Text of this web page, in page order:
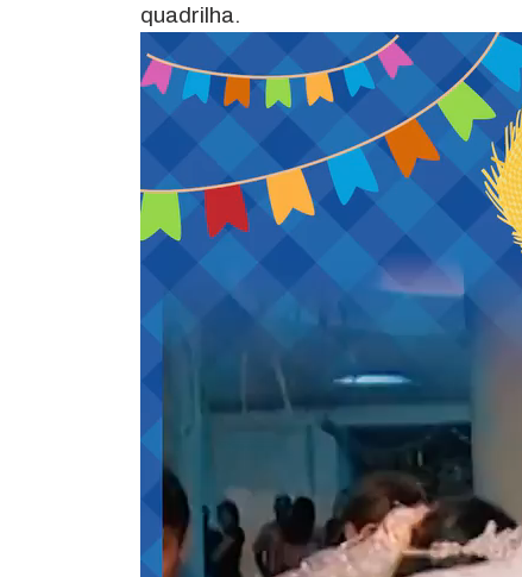
quadrilha.